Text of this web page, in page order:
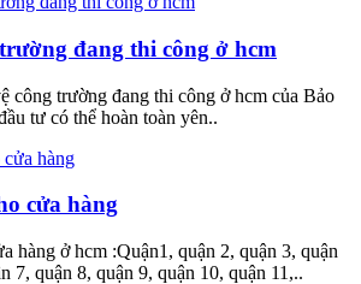
đang thi công ở hcm
công trường đang thi công ở hcm của Bảo
tư có thể hoàn toàn yên..
cửa hàng
hàng ở hcm :Quận1, quận 2, quận 3, quận
7, quận 8, quận 9, quận 10, quận 11,..